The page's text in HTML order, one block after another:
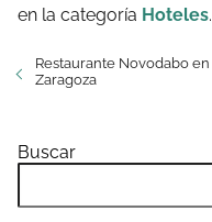
en la categoría Hoteles.
Restaurante Novodabo en
Zaragoza
Buscar